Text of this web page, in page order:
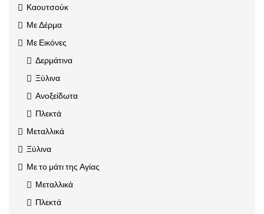
Καουτσούκ
Με Δέρμα
Με Εικόνες
Δερμάτινα
Ξύλινα
Ανοξείδωτα
Πλεκτά
Μεταλλικά
Ξύλινα
Με το μάτι της Αγίας
Μεταλλικά
Πλεκτά